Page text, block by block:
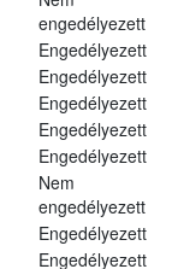
engedélyezett
Engedélyezett
Engedélyezett
Engedélyezett
Engedélyezett
Engedélyezett
Nem
engedélyezett
Engedélyezett
Engedélyezett